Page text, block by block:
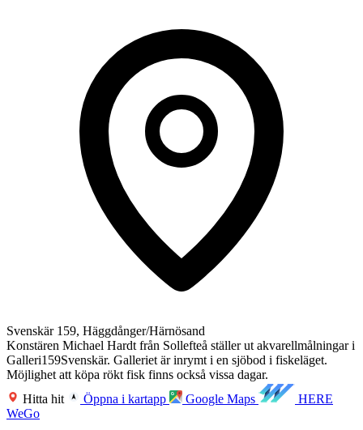
Svenskär 159, Häggdånger/Härnösand
Konstären Michael Hardt från Sollefteå ställer ut akvarellmålningar i
Galleri159Svenskär. Galleriet är inrymt i en sjöbod i fiskeläget.
Möjlighet att köpa rökt fisk finns också vissa dagar.
Hitta hit
Öppna i kartapp Google Maps
HERE
WeGo